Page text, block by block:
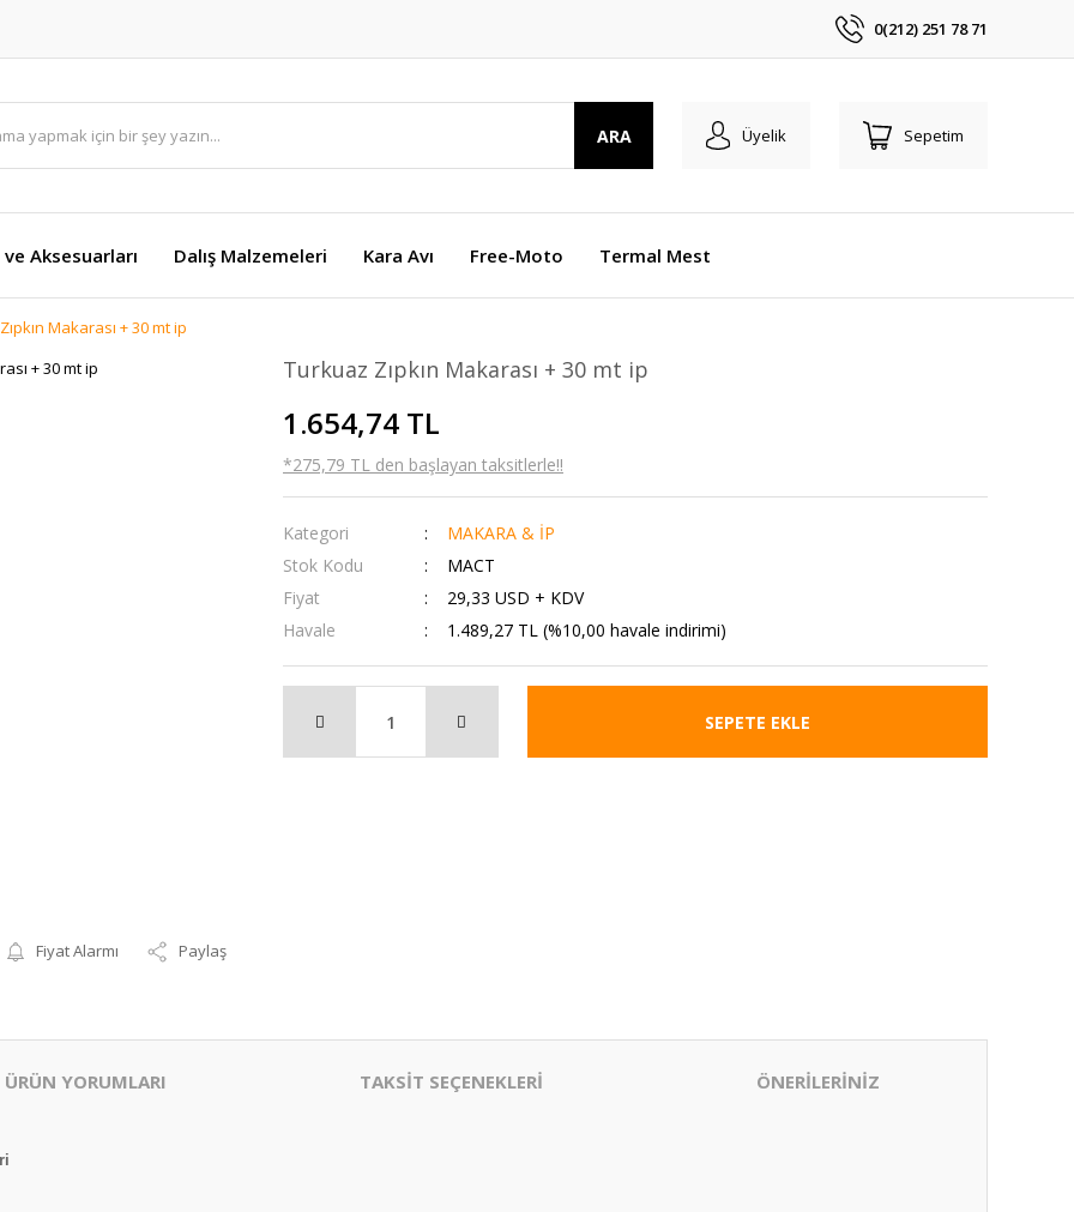
0(212) 251 78 71
ARA Üyelik Sepetim
ve Aksesuarları Dalış Malzemeleri Kara Avı Free-Moto Termal Mest
Makarası + 30 mt ip
Fiyat Alarmı Paylaş
Turkuaz Zıpkın Makarası + 30 mt ip
1.654,74 TL
*275,79 TL den başlayan taksitlerle!!
Kategori
MAKARA & İP
Stok Kodu
MACT
Fiyat
29,33 USD + KDV
Havale
1.489,27 TL (%10,00 havale indirimi)
SEPETE EKLE
ÜRÜN YORUMLARI TAKSİT SEÇENEKLERİ ÖNERİLERİNİZ